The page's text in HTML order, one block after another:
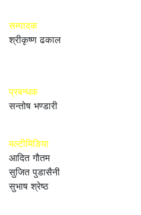
सम्पादक
श्रीकृष्ण ढकाल
प्रबन्धक
सन्तोष भण्डारी
मल्टीमिडिया
आदित गौतम
सुजित पुडासैनी
सुभाष श्रेष्ठ